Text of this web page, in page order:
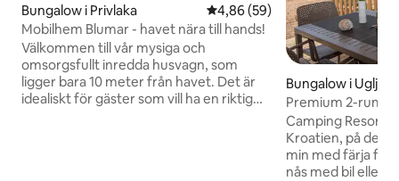
Bungalow i Privlaka 4,86 av 5 i genomsnittligt
4,86 (59)
Mobilhem Blumar - havet nära till hands!
Välkommen till vår mysiga och
omsorgsfullt inredda husvagn, som
ligger bara 10 meter från havet. Det är
idealiskt för gäster som vill ha en riktig
Bungalow i Ugljan
Premium 2-
Ugljan
Camping Resort
Kroatien, på den
min med färja
nås med bil eller